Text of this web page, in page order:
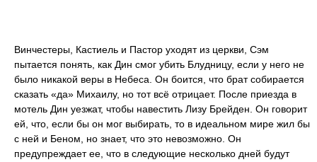
Винчестеры, Кастиель и Пастор уходят из церкви, Сэм
пытается понять, как Дин смог убить Блудницу, если у него не
было никакой веры в Небеса. Он боится, что брат собирается
сказать «да» Михаилу, но тот всё отрицает. После приезда в
мотель Дин уезжат, чтобы навестить Лизу Брейден. Он говорит
ей, что, если бы он мог выбирать, то в идеальном мире жил бы
с ней и Беном, но знает, что это невозможно. Он
предупреждает ее, что в следующие несколько дней будут